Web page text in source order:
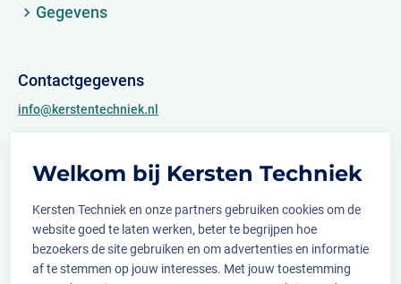
Welkom bij Kersten Techniek
Kersten Techniek en onze partners gebruiken cookies om de
website goed te laten werken, beter te begrijpen hoe
bezoekers de site gebruiken en om advertenties en informatie
af te stemmen op jouw interesses. Met jouw toestemming
Gegevens
Contactgegevens
info@kerstentechniek.nl
Archimedesweg 2
Volg ons op